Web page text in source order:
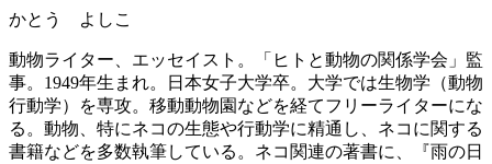
かとう よしこ
動物ライター、エッセイスト。「ヒトと動物の関係学会」監
事。1949年生まれ。日本女子大学卒。大学では生物学（動物
行動学）を専攻。移動動物園などを経てフリーライターにな
る。動物、特にネコの生態や行動学に精通し、ネコに関する
書籍などを多数執筆している。ネコ関連の著書に、『雨の日